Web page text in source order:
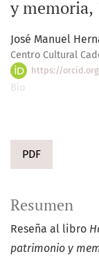
y memoria,
José Manuel
Centro Cultural
https://
Bio
PDF
Resumen
Reseña al libro
patrimonio y